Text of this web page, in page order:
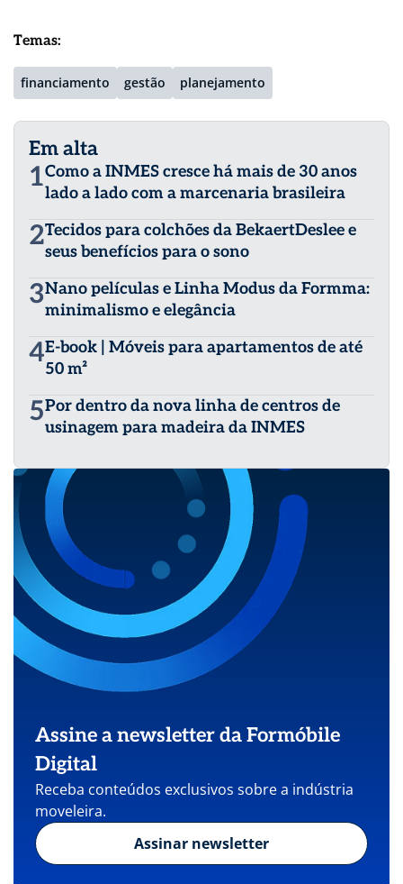
Temas:
financiamento gestão planejamento
Em alta
1Como a INMES cresce há mais de 30 anos
lado a lado com a marcenaria brasileira
2Tecidos para colchões da BekaertDeslee e
seus benefícios para o sono
3Nano películas e Linha Modus da Formma:
minimalismo e elegância
4E-book | Móveis para apartamentos de até
50 m²
5Por dentro da nova linha de centros de
usinagem para madeira da INMES
Assine a newsletter da Formóbile
Digital
Receba conteúdos exclusivos sobre a indústria
moveleira.
Assinar newsletter